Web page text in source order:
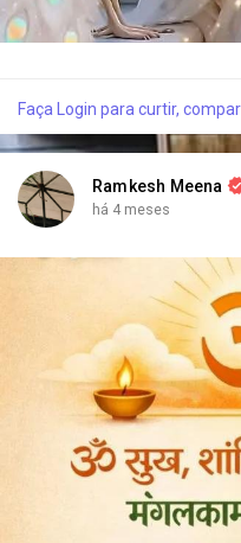
Faça Login para curtir,
Ramkesh Meena
há 4 meses